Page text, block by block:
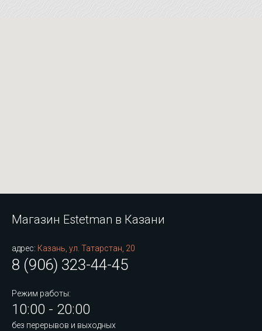
Магазин Estetman в Казани
адрес: Казань, ул. Татарстан, 20
8 (906) 323-44-45
Режим работы:
10:00 - 20:00
без перерывов и выходных